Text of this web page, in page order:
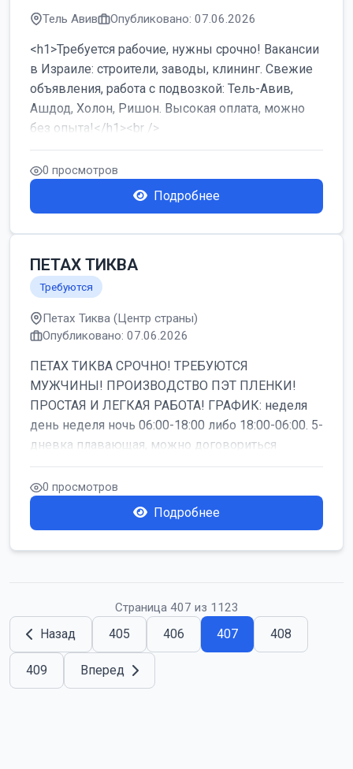
Тель Авив Опубликовано: 07.06.2026
<h1>Требуется рабочие, нужны срочно! Вакансии
в Израиле: строители, заводы, клининг. Свежие
объявления, работа с подвозкой: Тель-Авив,
Ашдод, Холон, Ришон. Высокая оплата, можно
без опыта!</h1><br />
...
0 просмотров
Подробнее
ПЕТАХ ТИКВА
Требуются
Петах Тиква (Центр страны)
Опубликовано: 07.06.2026
ПЕТАХ ТИКВА СРОЧНО! ТРЕБУЮТСЯ
МУЖЧИНЫ! ПРОИЗВОДСТВО ПЭТ ПЛЕНКИ!
ПРОСТАЯ И ЛЕГКАЯ РАБОТА! ГРАФИК: неделя
день неделя ночь 06:00-18:00 либо 18:00-06:00. 5-
дневка плавающая, можно договориться
работать б...
0 просмотров
Подробнее
Страница 407 из 1123
Назад 405 406 407 408
409 Вперед